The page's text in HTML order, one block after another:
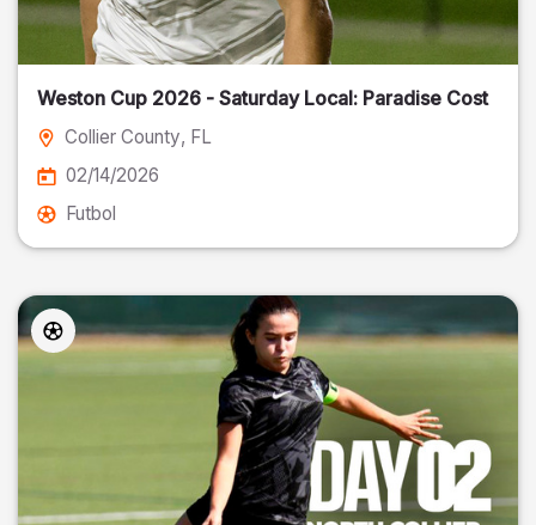
Weston Cup 2026 - Saturday Local: Paradise Cost
Collier County, FL
02/14/2026
Futbol